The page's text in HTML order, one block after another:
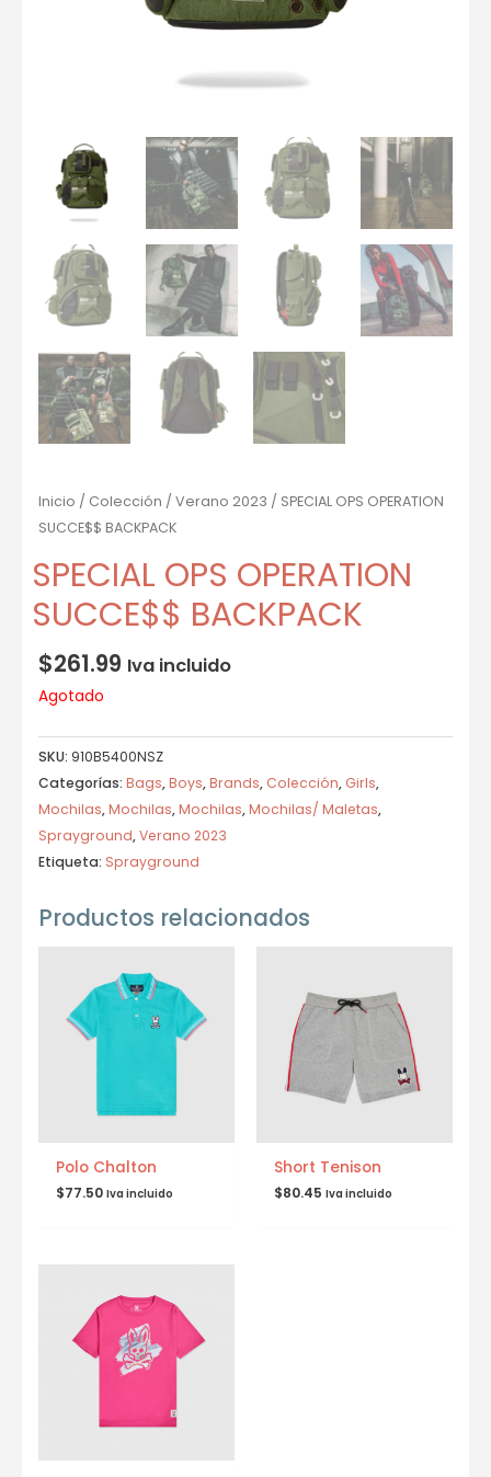
Inicio / Colección / Verano 2023 / SPECIAL OPS OPERATION
SUCCE$$ BACKPACK
SPECIAL OPS OPERATION
SUCCE$$ BACKPACK
$261.99 Iva incluido
Agotado
SKU: 910B5400NSZ
Categorías: Bags,Boys,Brands, Colección, Girls,
Mochilas,Mochilas,Mochilas,Mochilas/ Maletas,
Sprayground,Verano 2023
Etiqueta: Sprayground
Productos relacionados
Polo Chalton
$77.50 Iva incluido
Short Tenison
$80.45 Iva incluido